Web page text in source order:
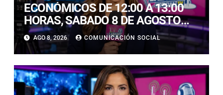
ECONÓMICOS DE 12:00 A 13:00
HORAS, SABADO 8 DE AGOSTO
2026
AGO 8, 2026 COMUNICACIÓN SOCIAL